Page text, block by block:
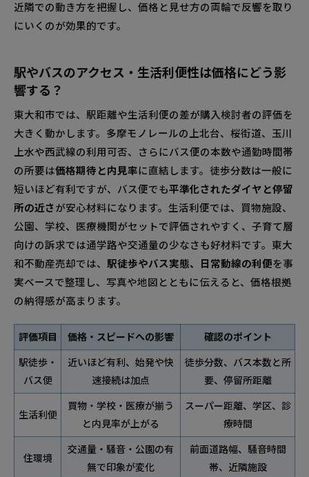
近隣での動き方を把握し、価格と見せ方の両輪で反響を取り
にいくのが効果的です。
駅やバスのアクセス・生活利便性は価格にどう影
響する？
東大和市では、駅距離や生活利便の差が購入検討者の評価を
大きく動かします。多摩モノレールの上北台、桜街道、玉川
上水や西武線の利用可否、さらにバス便の本数や通勤時間帯
の所要は価格期待と内見率に直結します。徒歩分数は一般に
短いほど有利ですが、バス便でも平準化されたダイヤと停留
所の近さが安心材料になります。生活利便では、買物施設、
公園、学校、医療機関がセットで評価されやすく、子育て層
向けの訴求では通学路や交通量の少なさも好材料です。東大
和不動産売却では、 駅徒歩やバス実態、日常動線の利便を事
実ベースで整理し、写真や地図とともに伝えると、価格根拠
の納得感が高まります。
評価項目 価格・スピードへの影響 確認のポイント
駅徒歩・
バス便
近いほど有利、始発や快
速接続は加点
徒歩分数、バス本数と所
要、停留所距離
生活利便
買物・学校・医療が揃う
と内見率が上がる
スーパー距離、学区、診
療時間
住環境
交通量・騒音・公園の有
無で印象が変化
前面道路幅、騒音時間
帯、近隣施設